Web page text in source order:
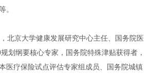
。
北京大学健康发展研究中心主任、国务院医
划纲要核心专家，国务院特殊津贴获得者，
医疗保险试点评估专家组成员、国务院城镇